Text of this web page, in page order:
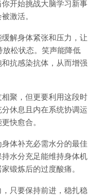
开始挑战大脑学习新事
激活。
解身体紧张和压力，让
松状态。笑声能降低
抗感染抗体，从而增强
聚，但更要利用这段时
分休息且内在系统协调运
快愈合。
体补充必需水分的最佳
水分充足能维持身体机
锻炼后的过度酸痛。
只要保持前进，稳扎稳